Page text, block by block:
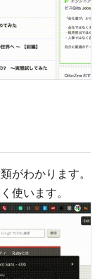
がわかります。
使います。